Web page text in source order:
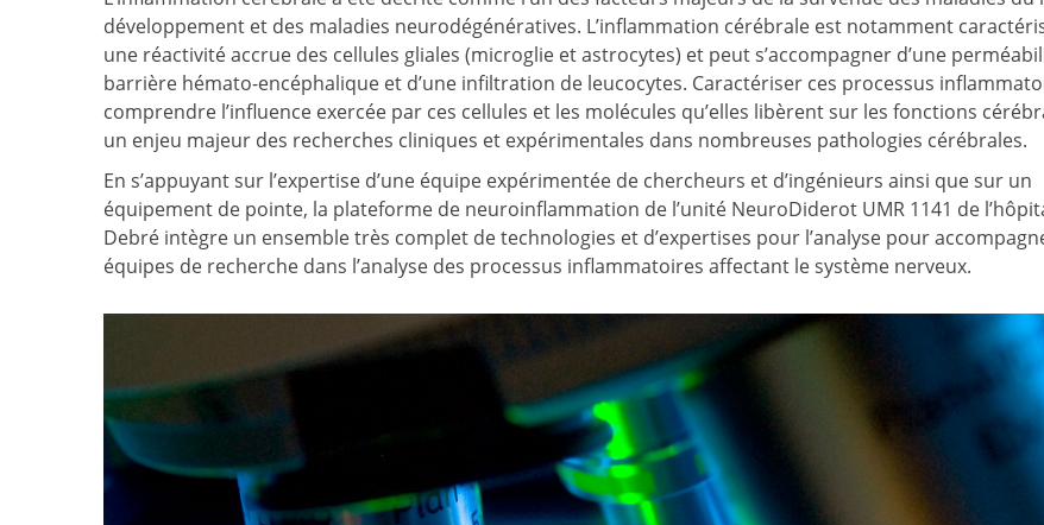
développement et des maladies neurodégénératives. L’inflammation cérébrale est notamment
une réactivité accrue des cellules gliales (microglie et astrocytes) et peut s’accompagner d’une
barrière hémato-encéphalique et d’une infiltration de leucocytes. Caractériser ces processus
comprendre l’influence exercée par ces cellules et les molécules qu’elles libèrent sur les fonctions
un enjeu majeur des recherches cliniques et expérimentales dans nombreuses pathologies cérébrales.
En s’appuyant sur l’expertise d’une équipe expérimentée de chercheurs et d’ingénieurs ainsi que sur un
équipement de pointe, la plateforme de neuroinflammation de l’unité NeuroDiderot UMR 1141 de
Debré intègre un ensemble très complet de technologies et d’expertises pour l’analyse pour
équipes de recherche dans l’analyse des processus inflammatoires affectant le système nerveux.